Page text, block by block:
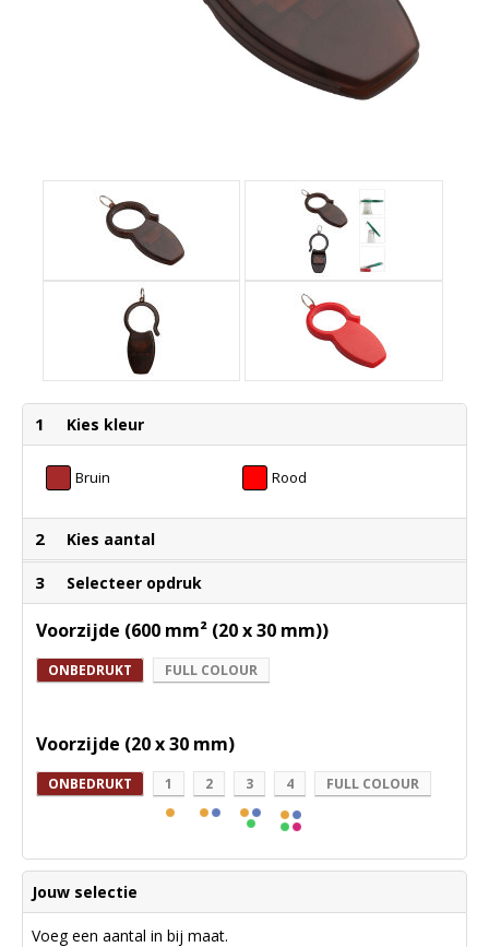
1 Kies kleur
Bruin Rood
2 Kies aantal
3 Selecteer opdruk
Voorzijde (600 mm² (20 x 30 mm))
ONBEDRUKT FULL COLOUR
Voorzijde (20 x 30 mm)
ONBEDRUKT 1 2 3 4 FULL COLOUR
Jouw selectie
Voeg een aantal in bij maat.